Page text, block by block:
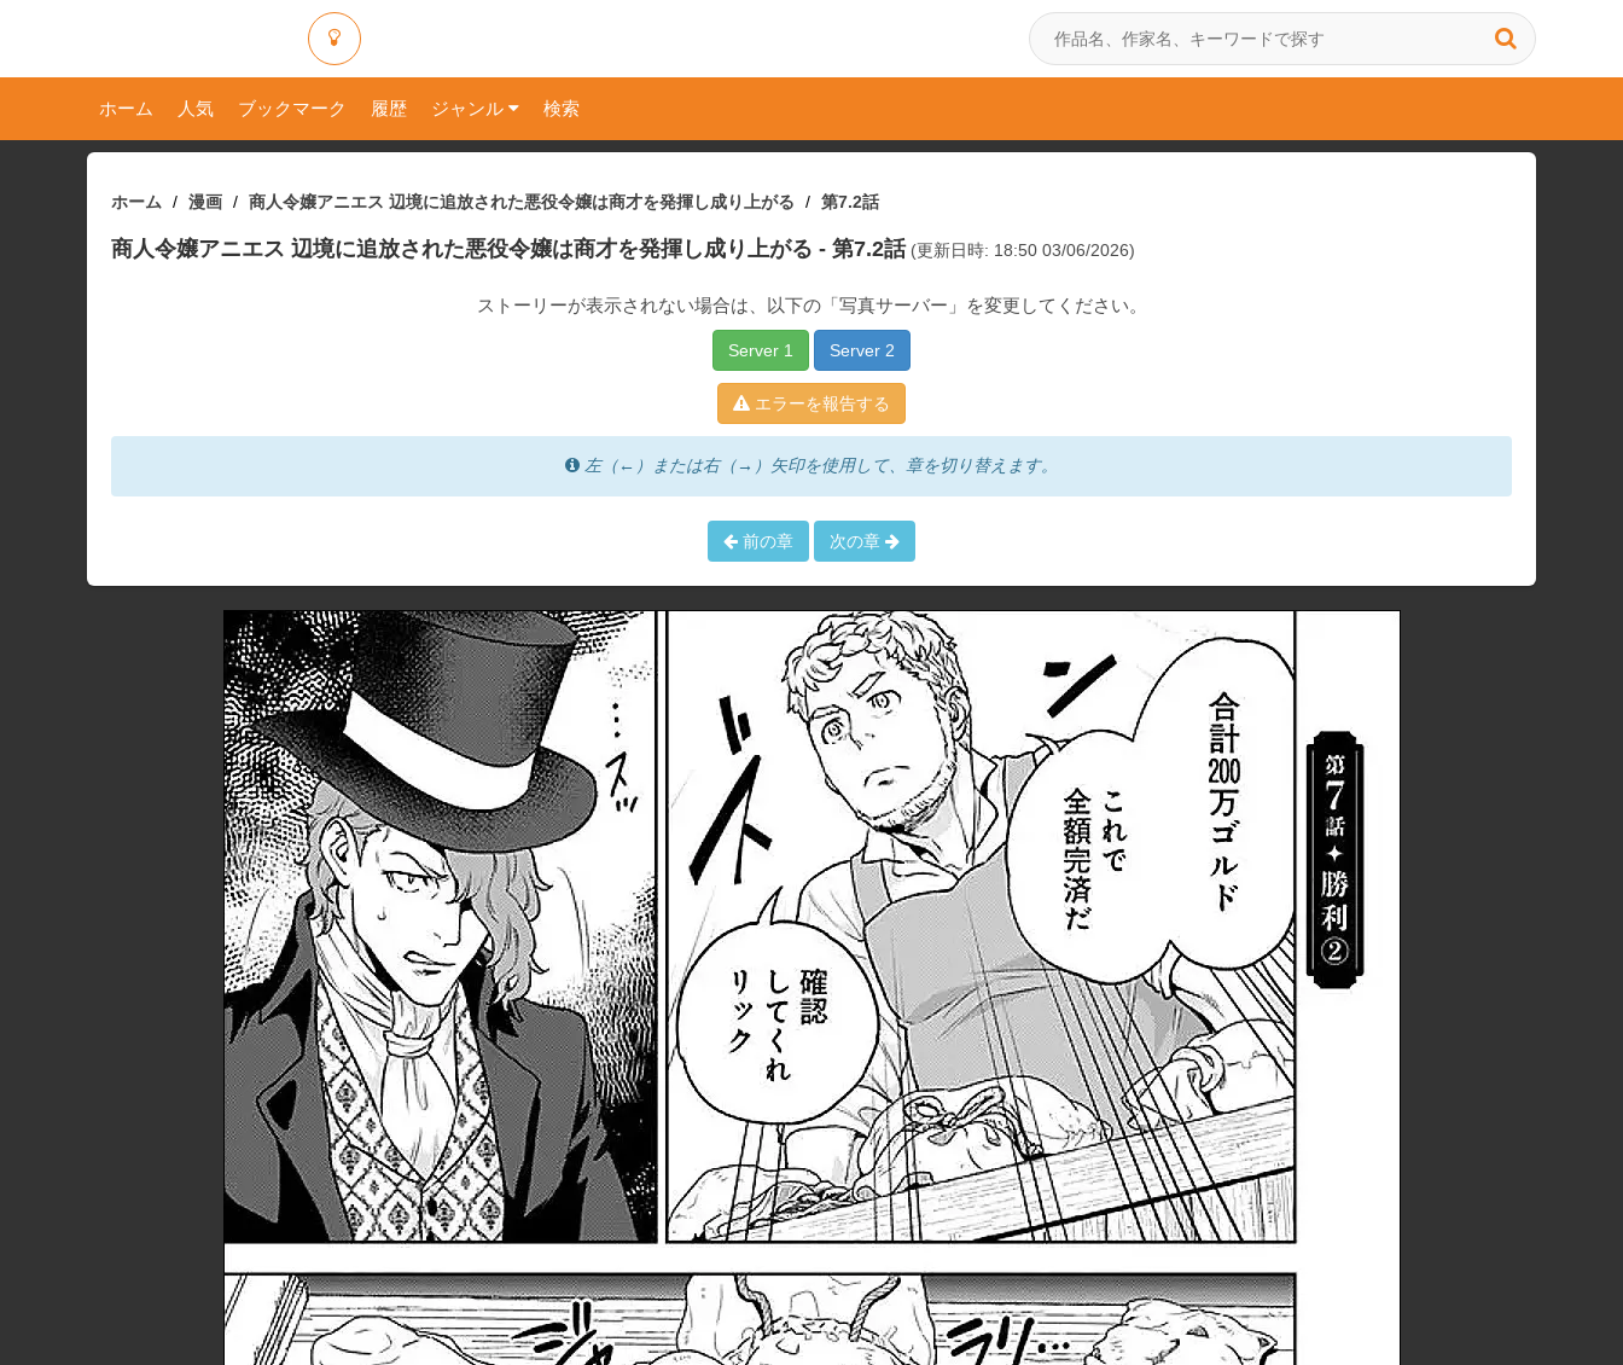
ホーム 人気 ブックマーク 履歴 ジャンル 検索
ホーム 漫画 商人令嬢アニエス 辺境に追放された悪役令嬢は商才を発揮し成り上がる 第7.2話
商人令嬢アニエス 辺境に追放された悪役令嬢は商才を発揮し成り上がる - 第7.2話 (更新日時: 18:50 03/06/2026)
ストーリーが表示されない場合は、以下の「写真サーバー」を変更してください。
Server 1 Server 2
エラーを報告する
左（←）または右（→）矢印を使用して、章を切り替えます。
前の章 次の章